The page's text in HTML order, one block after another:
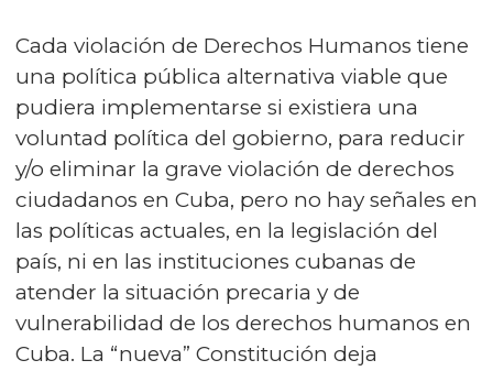
Cada violación de Derechos Humanos tiene
una política pública alternativa viable que
pudiera implementarse si existiera una
voluntad política del gobierno, para reducir
y/o eliminar la grave violación de derechos
ciudadanos en Cuba, pero no hay señales en
las políticas actuales, en la legislación del
país, ni en las instituciones cubanas de
atender la situación precaria y de
vulnerabilidad de los derechos humanos en
Cuba. La “nueva” Constitución deja